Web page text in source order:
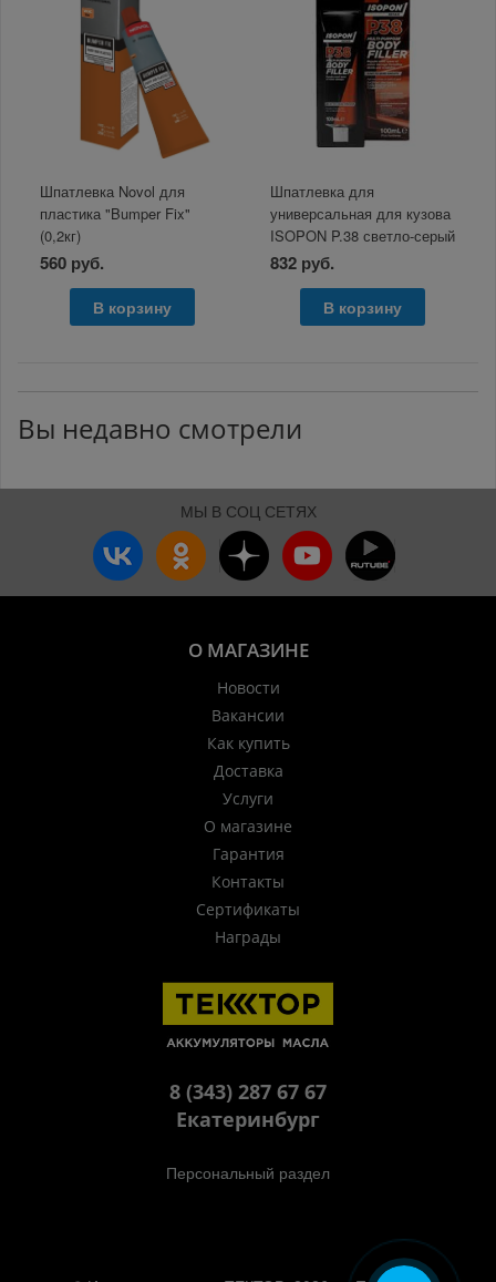
Шпатлевка Novol для
пластика "Bumper Fix"
(0,2кг)
560 руб.
В корзину
Шпатлевка для
универсальная для кузова
ISOPON P.38 светло-серый
тюбик 100мл
832 руб.
В корзину
Вы недавно смотрели
МЫ В СОЦ СЕТЯХ
О МАГАЗИНЕ
Новости
Вакансии
Как купить
Доставка
Услуги
О магазине
Гарантия
Контакты
Сертификаты
Награды
8 (343) 287 67 67
Екатеринбург
Персональный раздел